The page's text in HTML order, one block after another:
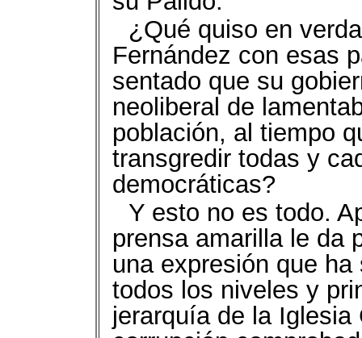
¿Qué quiso en
Fernández con esas
sentado que su
neoliberal de
población, al tiempo
transgredir todas y
democráticas?
Y esto no es todo.
prensa amarilla le da
una expresión que
todos los niveles y
jerarquía de la